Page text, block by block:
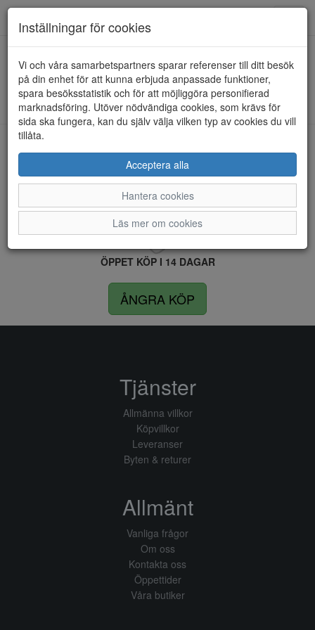
HEM STEVE MADDEN
Kunde inte hitta några artiklar...
LEVERANS INOM 4 DAGAR INOM SVERIGE
FRI FRAKT VID KÖP ÖVER 1.500 KR
ÖPPET KÖP I 14 DAGAR
ÅNGRA KÖP
Inställningar för cookies
Vi och våra samarbetspartners sparar referenser till ditt besök
på din enhet för att kunna erbjuda anpassade funktioner,
spara besöksstatistik och för att möjliggöra personifierad
marknadsföring. Utöver nödvändiga cookies, som krävs för
sida ska fungera, kan du själv välja vilken typ av cookies du vill
tillåta.
Acceptera alla
Hantera cookies
Läs mer om cookies
Tjänster
Allmänna villkor
Köpvillkor
Leveranser
Byten & returer
Allmänt
Vanliga frågor
Om oss
Kontakta oss
Öppettider
Våra butiker